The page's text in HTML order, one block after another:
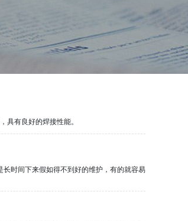
具有良好的焊接性能。
时间下来假如得不到好的维护，有的就容易